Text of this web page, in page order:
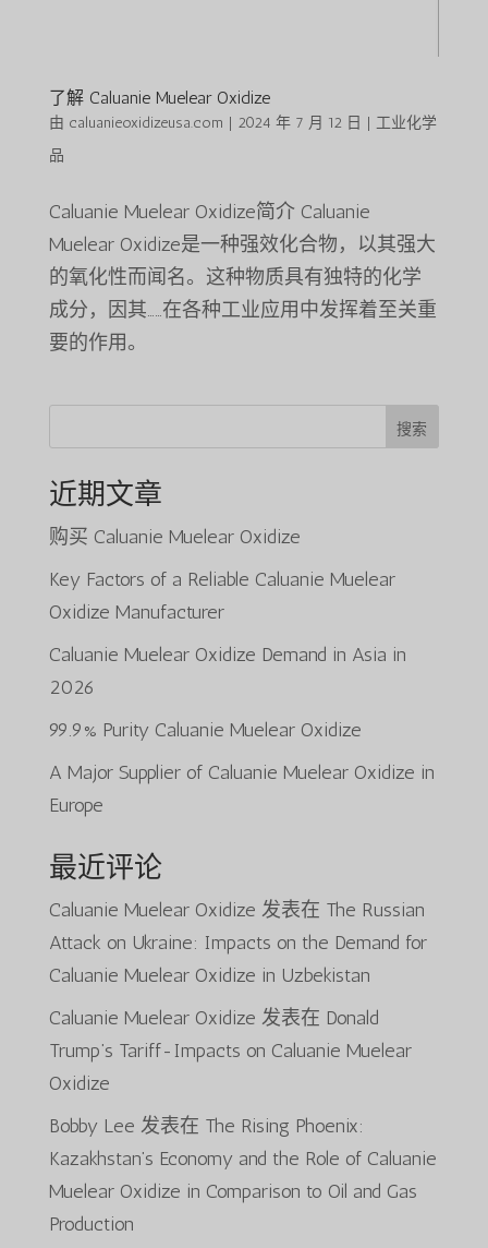
了解 Caluanie Muelear Oxidize
由 caluanieoxidizeusa.com | 2024 年 7 月 12 日 | 工业化学
品
Caluanie Muelear Oxidize简介 Caluanie
Muelear Oxidize是一种强效化合物，以其强大
的氧化性而闻名。这种物质具有独特的化学
成分，因其……在各种工业应用中发挥着至关重
要的作用。
搜索
近期文章
购买 Caluanie Muelear Oxidize
Key Factors of a Reliable Caluanie Muelear
Oxidize Manufacturer
Caluanie Muelear Oxidize Demand in Asia in
2026
99.9% Purity Caluanie Muelear Oxidize
A Major Supplier of Caluanie Muelear Oxidize in
Europe
最近评论
Caluanie Muelear Oxidize 发表在 The Russian
Attack on Ukraine: Impacts on the Demand for
Caluanie Muelear Oxidize in Uzbekistan
Caluanie Muelear Oxidize 发表在 Donald
Trump’s Tariff-Impacts on Caluanie Muelear
Oxidize
Bobby Lee 发表在 The Rising Phoenix:
Kazakhstan’s Economy and the Role of Caluanie
Muelear Oxidize in Comparison to Oil and Gas
Production